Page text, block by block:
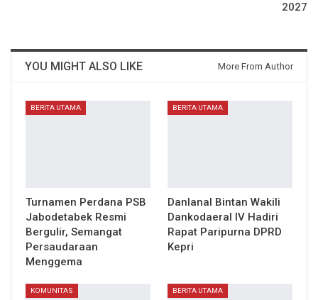
2027
YOU MIGHT ALSO LIKE More From Author
BERITA UTAMA
Turnamen Perdana PSB
Jabodetabek Resmi
Bergulir, Semangat
Persaudaraan
Menggema
BERITA UTAMA
Danlanal Bintan Wakili
Dankodaeral IV Hadiri
Rapat Paripurna DPRD
Kepri
KOMUNITAS BERITA UTAMA